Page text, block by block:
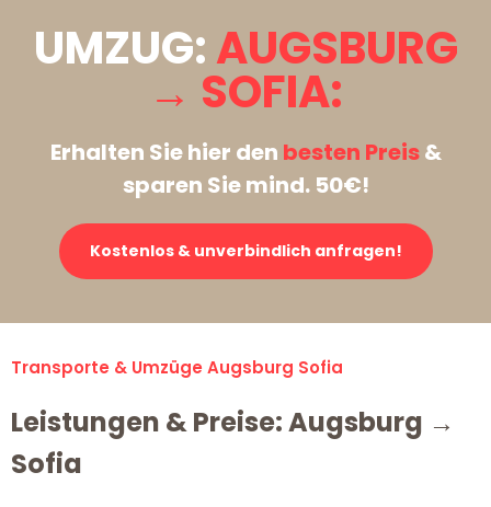
UMZUG:AUGSBURG
→ SOFIA:
Erhalten Sie hier den besten Preis&
sparen Sie mind. 50€!
Kostenlos & unverbindlich anfragen!
Transporte & Umzüge Augsburg Sofia
Leistungen & Preise: Augsburg →
Sofia